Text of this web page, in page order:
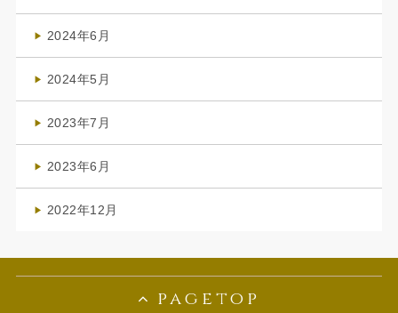
2024年6月
2024年5月
2023年7月
2023年6月
2022年12月
pagetop